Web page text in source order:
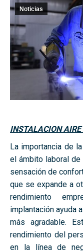
Noticias
INSTALACION AIRE
La importancia de
el ámbito laboral
sensación de
que se expande a
rendimiento
implantación ayuda
más agradable.
rendimiento del
en la línea de